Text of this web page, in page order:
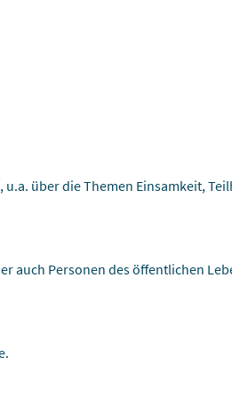
über die Themen Einsamkeit,
auch Personen des öffentlichen